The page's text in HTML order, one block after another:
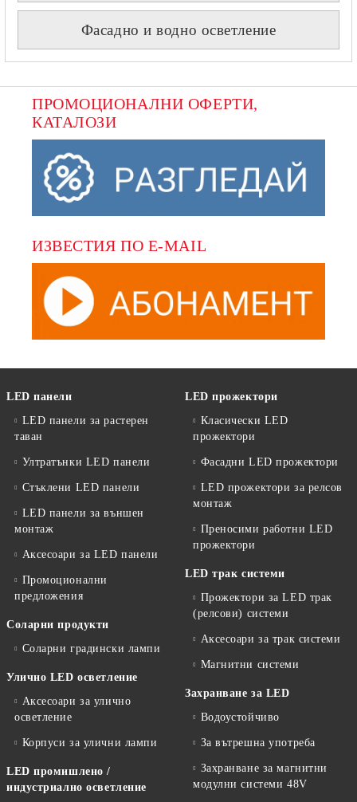
Фасадно и водно осветление
ПРОМОЦИОНАЛНИ ОФЕРТИ,
КАТАЛОЗИ
ИЗВЕСТИЯ ПО E-MAIL
LED панели
LED панели за растерен
таван
Ултратънки LED панели
Стъклени LED панели
LED панели за външен
монтаж
Аксесоари за LED панели
Промоционални
предложения
Соларни продукти
Соларни градински лампи
Улично LED осветление
Аксесоари за улично
осветление
Корпуси за улични лампи
LED промишлено /
индустриално осветление
LED прожектори
Класически LED
прожектори
Фасадни LED прожектори
LED прожектори за релсов
монтаж
Преносими работни LED
прожектори
LED трак системи
Прожектори за LED трак
(релсови) системи
Аксесоари за трак системи
Магнитни системи
Захранване за LED
Водоустойчиво
За вътрешна употреба
Захранване за магнитни
модулни системи 48V